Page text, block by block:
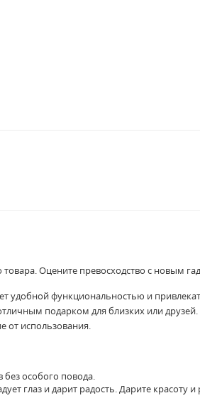
Оцените превосходство с новым
удобной функциональностью и
подарком для близких или
от использования.
особого повода.
глаз и дарит радость. Дарите красоту и